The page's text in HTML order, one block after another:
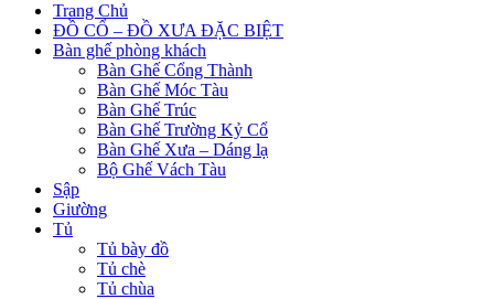
Trang Chủ
ĐỒ CỔ – ĐỒ XƯA ĐẶC BIỆT
Bàn ghế phòng khách
Bàn Ghế Cổng Thành
Bàn Ghế Móc Tàu
Bàn Ghế Trúc
Bàn Ghế Trường Kỷ Cổ
Bàn Ghế Xưa – Dáng lạ
Bộ Ghế Vách Tàu
Sập
Giường
Tủ
Tủ bày đồ
Tủ chè
Tủ chùa